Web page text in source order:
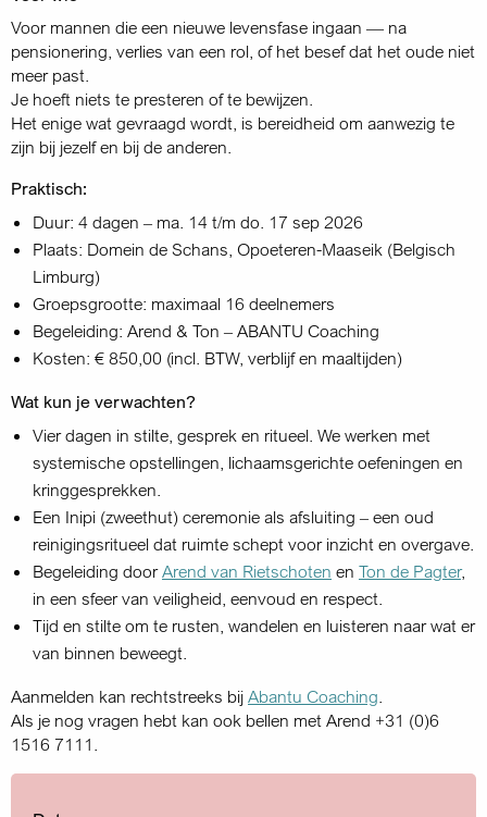
Voor mannen die een nieuwe levensfase ingaan — na
pensionering, verlies van een rol, of het besef dat het oude niet
meer past.
Je hoeft niets te presteren of te bewijzen.
Het enige wat gevraagd wordt, is bereidheid om aanwezig te
zijn bij jezelf en bij de anderen.
Praktisch:
Duur: 4 dagen – ma. 14 t/m do. 17 sep 2026
Plaats: Domein de Schans, Opoeteren-Maaseik (Belgisch
Limburg)
Groepsgrootte: maximaal 16 deelnemers
Begeleiding: Arend & Ton – ABANTU Coaching
Kosten: € 850,00 (incl. BTW, verblijf en maaltijden)
Wat kun je verwachten?
Vier dagen in stilte, gesprek en ritueel. We werken met
systemische opstellingen, lichaamsgerichte oefeningen en
kringgesprekken.
Een Inipi (zweethut) ceremonie als afsluiting – een oud
reinigingsritueel dat ruimte schept voor inzicht en overgave.
Begeleiding doorArend van Rietschoten en Ton de Pagter,
in een sfeer van veiligheid, eenvoud en respect.
Tijd en stilte om te rusten, wandelen en luisteren naar wat er
van binnen beweegt.
Aanmelden kan rechtstreeks bij Abantu Coaching.
Als je nog vragen hebt kan ook bellen met Arend +31 (0)6
1516 7111.